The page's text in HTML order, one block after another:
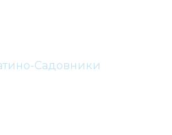
Садовники